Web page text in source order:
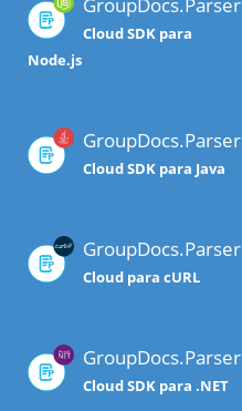
GroupDocs.Parser
Cloud SDK para
Node.js
GroupDocs.Parser
Cloud SDK para Java
GroupDocs.Parser
Cloud para cURL
GroupDocs.Parser
Cloud SDK para .NET